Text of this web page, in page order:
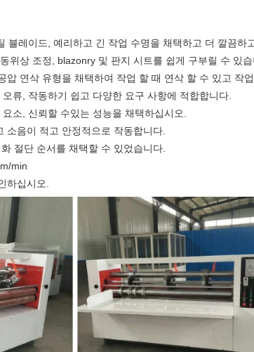
블레이드, 예리하고 긴 작업 수명을 채택하고 더 깔끔하
위상 조정, blazonry 및 판지 시트를 쉽게 구부릴 수 있습
압 연삭 유형을 채택하여 작업 할 때 연삭 할 수 있고 작
류, 작동하기 쉽고 다양한 요구 사항에 적합합니다.
소, 신뢰할 수있는 성능을 채택하십시오.
소음이 적고 안정적으로 작동합니다.
절단 순서를 채택할 수 있었습니다.
min
하십시오.